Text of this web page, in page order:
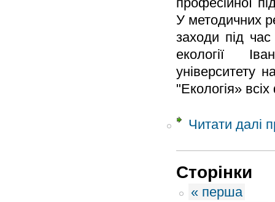
У методичних
заходи під
екології
університету
"Екологія»
Читати далі
Сторінки
« перша